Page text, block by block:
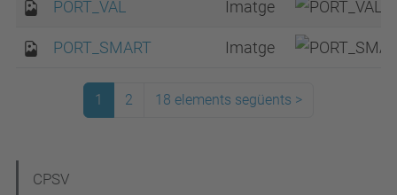
PORT_VAL Imatge
PORT_SMART Imatge
1 2 18 elements següents >
CPSV